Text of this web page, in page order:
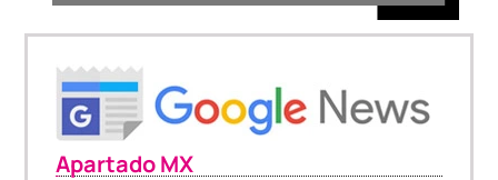
Apartado MX